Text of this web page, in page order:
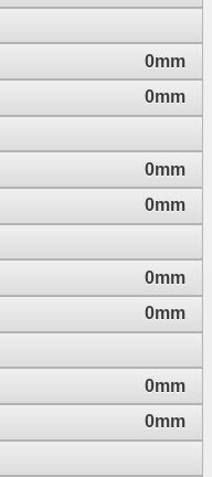
0mm
0mm
0mm
0mm
0mm
0mm
0mm
0mm